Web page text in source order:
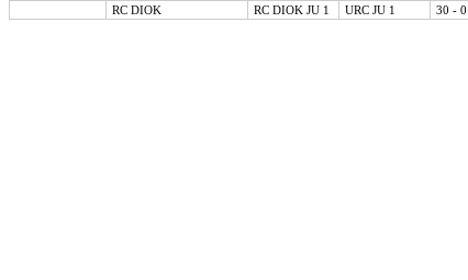
RC DIOK
RC DIOK JU 1 URC JU 1 30 - 0